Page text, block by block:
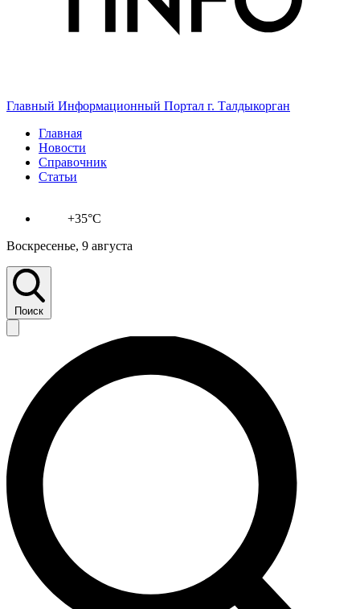
Главный Информационный Портал г. Талдыкорган
Главная
Новости
Справочник
Статьи
+35°C
Воскресенье, 9 августа
Поиск